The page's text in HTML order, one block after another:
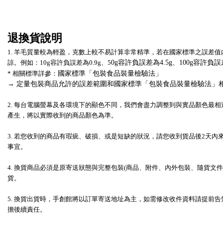
退換貨說明
1. 羊毛質量較為輕盈，克數上較不易計算非常精準，若在國家標準之誤差
諒。例如：10g容許負誤差為0.9g、50g容許負誤差為4.5g、100g容許負
* 相關標準詳參： 國家標準「包裝食品裝量檢驗法」
→ 定量包裝商品允許的誤差範圍和國家標準「包裝食品裝量檢驗法」
2. 每台電腦螢幕及各環境下的顯色不同，我們會盡力調整到與實品顏色最
產生，將以實際收到的商品顏色為準。
3. 若您收到的商品有瑕疵、破損、或是短缺的狀況，請您收到貨品後2天內
事宜。
4. 換貨商品必須是原寄送狀態與完整包裝(商品、附件、內外包裝、隨貨文
貨。
5. 換貨出貨時，手創館將以訂單寄送地址為主，如需修改收件資料請提前
擔後續責任。